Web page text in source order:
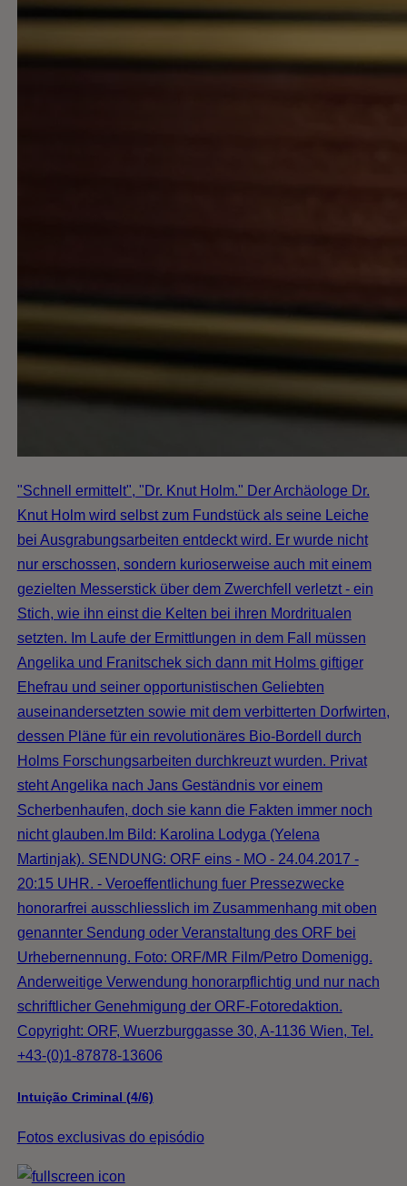
"Schnell ermittelt", "Dr. Knut Holm." Der Archäologe Dr.
Knut Holm wird selbst zum Fundstück als seine Leiche
bei Ausgrabungsarbeiten entdeckt wird. Er wurde nicht
nur erschossen, sondern kurioserweise auch mit einem
gezielten Messerstick über dem Zwerchfell verletzt - ein
Stich, wie ihn einst die Kelten bei ihren Mordritualen
setzten. Im Laufe der Ermittlungen in dem Fall müssen
Angelika und Franitschek sich dann mit Holms giftiger
Ehefrau und seiner opportunistischen Geliebten
auseinandersetzten sowie mit dem verbitterten Dorfwirten,
dessen Pläne für ein revolutionäres Bio-Bordell durch
Holms Forschungsarbeiten durchkreuzt wurden. Privat
steht Angelika nach Jans Geständnis vor einem
Scherbenhaufen, doch sie kann die Fakten immer noch
nicht glauben.Im Bild: Karolina Lodyga (Yelena
Martinjak). SENDUNG: ORF eins - MO - 24.04.2017 -
20:15 UHR. - Veroeffentlichung fuer Pressezwecke
honorarfrei ausschliesslich im Zusammenhang mit oben
genannter Sendung oder Veranstaltung des ORF bei
Urhebernennung. Foto: ORF/MR Film/Petro Domenigg.
Anderweitige Verwendung honorarpflichtig und nur nach
schriftlicher Genehmigung der ORF-Fotoredaktion.
Copyright: ORF, Wuerzburggasse 30, A-1136 Wien, Tel.
+43-(0)1-87878-13606
Intuição Criminal (4/6)
Fotos exclusivas do episódio